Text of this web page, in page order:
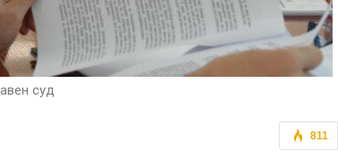
суд
811